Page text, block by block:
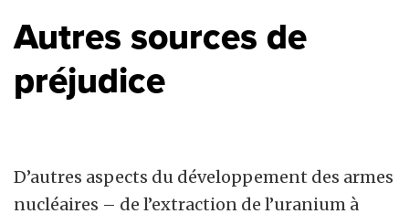
Autres sources de
préjudice
D’autres aspects du développement des armes
nucléaires – de l’extraction de l’uranium à